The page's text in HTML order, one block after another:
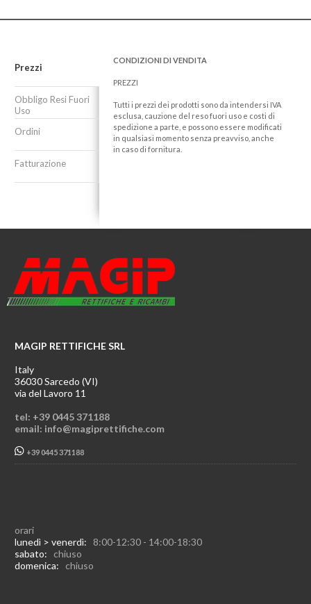
Prezzi
Obbligo Resi Fuori
Uso
Ordini
Fatturazione
CONDIZIONI DI VENDITA
PREZZI
Tutti i prezzi dei prodotti sono da intendersi IVA
esclusa, cauzione del reso fuori uso e costi di
spedizione a parte, e possono essere modificati
in qualsiasi momento senza preavviso, anche
in caso di fornitura.
MAGIP RETTIFICHE SRL
Italy
36030 Sarcedo (VI)
via del Lavoro 11
tel: +39 0445 371188
email: info@magiprettifiche.com
+39 0445 371188
orari
lunedì > venerdì: 8:00-12:30 - 14:00-18:30
sabato: chiuso
domenica: chiuso